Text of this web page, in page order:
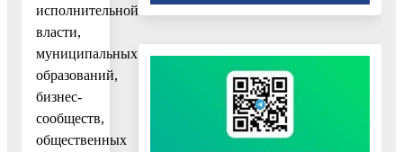
исполнительной
власти,
муниципальных
образований,
бизнес-
сообществ,
общественных